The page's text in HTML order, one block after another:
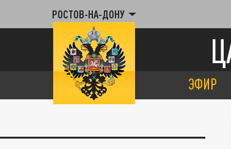
РОСТОВ-НА-ДОНУ
ЭФИР